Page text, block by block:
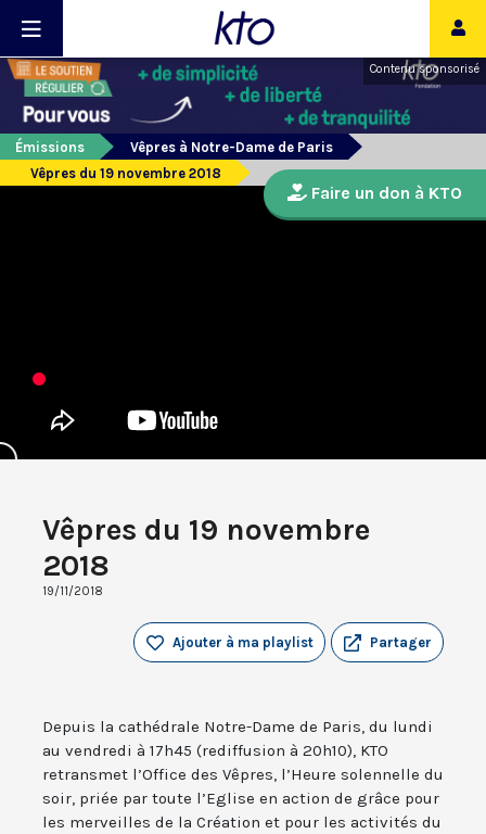
Contenu sponsorisé
Émissions
Vêpres à Notre-Dame de Paris
Vêpres du 19 novembre 2018
Vêpres du 19 novembre
2018
19/11/2018
Partager
Ajouter à ma playlist
Depuis la cathédrale Notre-Dame de Paris, du lundi
au vendredi à 17h45 (rediffusion à 20h10), KTO
retransmet l’Office des Vêpres, l’Heure solennelle du
soir, priée par toute l’Eglise en action de grâce pour
les merveilles de la Création et pour les activités du
Faire un don à KTO